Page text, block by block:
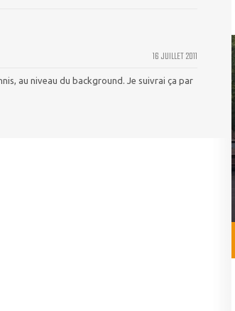
16 JUILLET 2011
au niveau du background. Je suivrai ça par